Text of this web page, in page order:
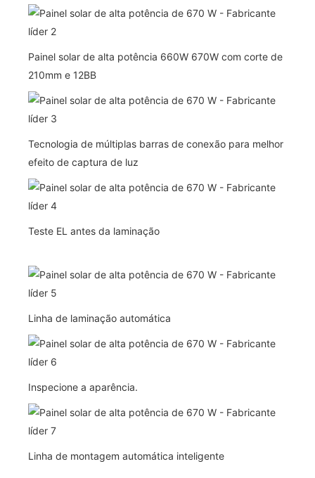
Painel solar de alta potência 660W 670W com corte de
210mm e 12BB
Tecnologia de múltiplas barras de conexão para melhor
efeito de captura de luz
Teste EL antes da laminação
Linha de laminação automática
Inspecione a aparência.
Linha de montagem automática inteligente